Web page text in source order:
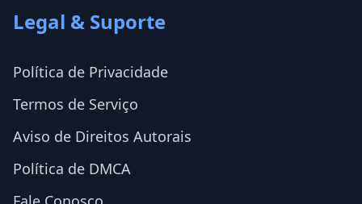
Legal & Suporte
Política de Privacidade
Termos de Serviço
Aviso de Direitos Autorais
Política de DMCA